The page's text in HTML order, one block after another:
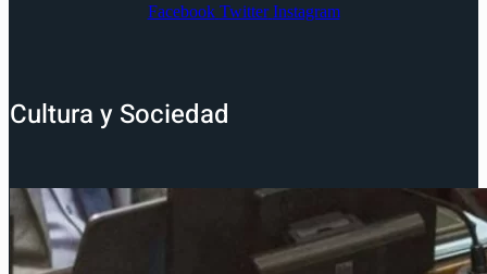
Facebook Twitter Instagram
Cultura y Sociedad